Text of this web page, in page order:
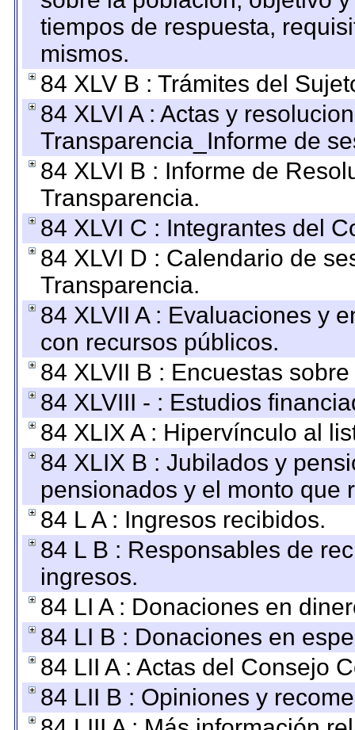
tiempos de respuesta,
mismos.
84 XLV B : Trámites del
84 XLVI A : Actas y
Transparencia_Informe de
84 XLVI B : Informe de
Transparencia.
84 XLVI C : Integrantes del
84 XLVI D : Calendario de
Transparencia.
84 XLVII A : Evaluaciones y
con recursos públicos.
84 XLVII B : Encuestas
84 XLVIII - : Estudios
84 XLIX A : Hipervínculo al
84 XLIX B : Jubilados y
pensionados y el monto que
84 L A : Ingresos recibidos.
84 L B : Responsables de
ingresos.
84 LI A : Donaciones en
84 LI B : Donaciones en
84 LII A : Actas del Consejo
84 LII B : Opiniones y